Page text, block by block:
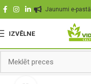
Jaunumi e-pastā
IZVĒLNE